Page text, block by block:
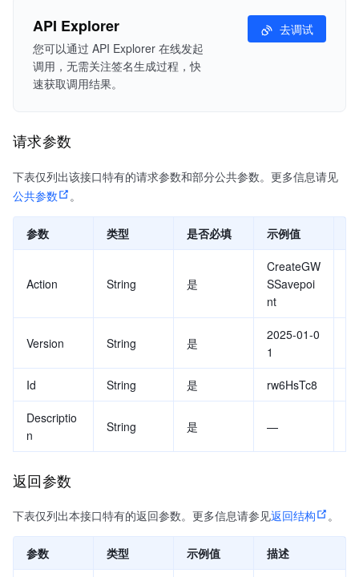
API Explorer
您可以通过 API Explorer 在线发起
调用，无需关注签名生成过程，快
速获取调用结果。
去调试
请求参数
下表仅列出该接口特有的请求参数和部分公共参数。更多信息请见
公共参数
。
参数 类型 是否必填 示例值
Action String 是
CreateGW
SSavepoi
nt
Version String 是
2025-01-0
1
Id String 是 rw6HsTc8
Descriptio
n
String 是 —
返回参数
下表仅列出本接口特有的返回参数。更多信息请参见返回结构 。
参数 类型 示例值 描述